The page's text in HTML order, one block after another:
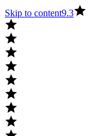
Skip to content9.3